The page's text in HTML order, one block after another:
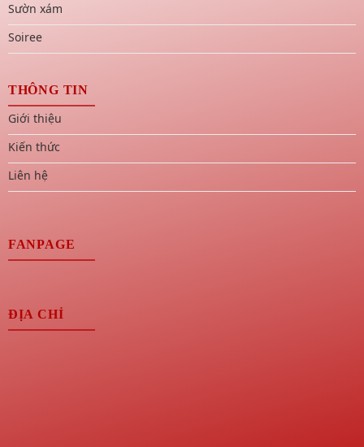
Sườn xám
Soiree
THÔNG TIN
Giới thiệu
Kiến thức
Liên hệ
FANPAGE
ĐỊA CHỈ